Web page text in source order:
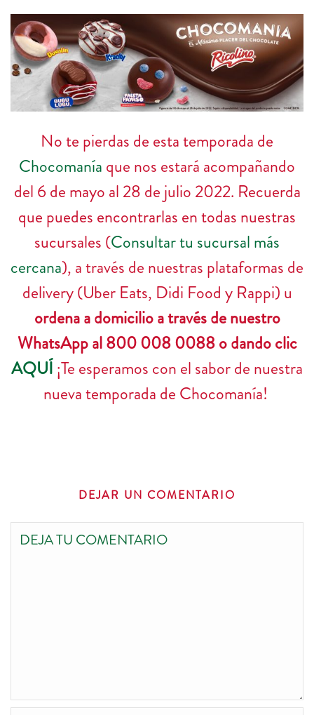
No te pierdas de esta temporada de
Chocomanía que nos estará acompañando
del 6 de mayo al 28 de julio 2022. Recuerda
que puedes encontrarlas en todas nuestras
sucursales (Consultar tu sucursal más
cercana), a través de nuestras plataformas de
delivery (Uber Eats, Didi Food y Rappi) u
ordena a domicilio a través de nuestro
WhatsApp al 800 008 0088 o dando clic
AQUÍ ¡Te esperamos con el sabor de nuestra
nueva temporada de Chocomanía!
DEJAR UN COMENTARIO